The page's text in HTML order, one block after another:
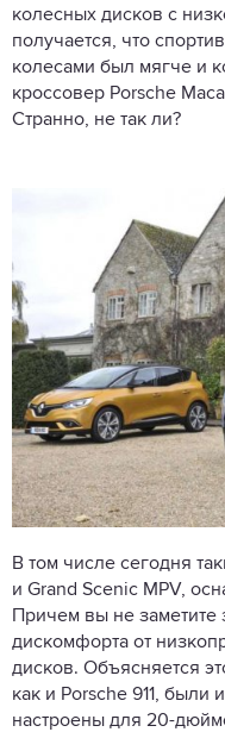
колесных дисков с
получается, что
колесами был мягче и
кроссовер Porsche
Странно, не так ли?
В том числе сегодня
и Grand Scenic MPV,
Причем вы не
дискомфорта от
дисков. Объясняется
как и Porsche 911, были
настроены для 20-